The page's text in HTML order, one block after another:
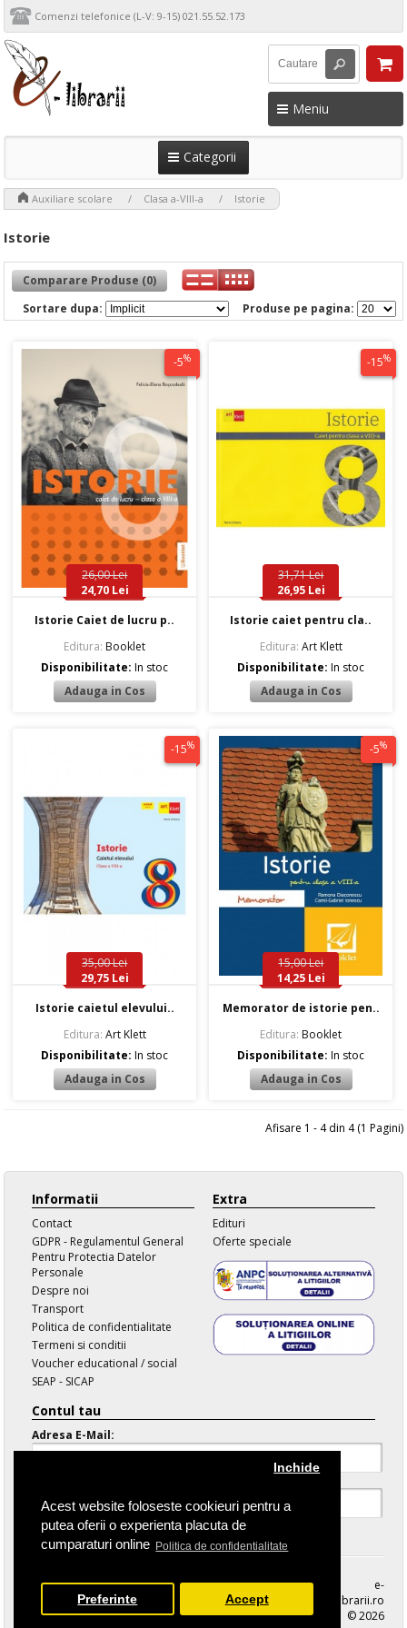
Acest website foloseste cookieuri pentru a
putea oferii o experienta placuta de
cumparaturi online Politica de confidentialitate
Inchide
Preferinte Accept
Comenzi telefonice (L-V: 9-15) 021.55.52.173
Meniu
Categorii
Auxiliare scolare Clasa a-VIII-a Istorie
Istorie
Comparare Produse (0)
Produse pe pagina:
Sortare dupa:
-5%
26,00 Lei
24,70 Lei
Istorie Caiet de lucru p..
Editura: Booklet
Disponibilitate:In stoc
-15%
31,71 Lei
26,95 Lei
Istorie caiet pentru cla..
Editura: Art Klett
Disponibilitate:In stoc
-15%
35,00 Lei
29,75 Lei
Istorie caietul elevului..
Editura: Art Klett
Disponibilitate:In stoc
-5%
15,00 Lei
14,25 Lei
Memorator de istorie pen..
Editura: Booklet
Disponibilitate:In stoc
Afisare 1 - 4 din 4 (1 Pagini)
Informatii
Contact
GDPR - Regulamentul General
Pentru Protectia Datelor
Personale
Despre noi
Transport
Politica de confidentialitate
Termeni si conditii
Voucher educational / social
SEAP - SICAP
Extra
Edituri
Oferte speciale
Contul tau
Adresa E-Mail:
Parola Uitata
e-
librarii.ro
© 2026